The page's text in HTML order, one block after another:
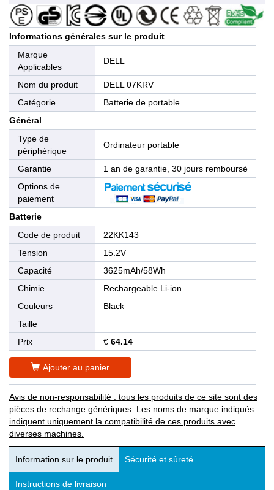
Informations générales sur le produit
Marque
Applicables
DELL
Nom du produit
DELL 07KRV
Catégorie
Batterie de portable
Général
Type de
périphérique
Ordinateur portable
Garantie
1 an de garantie, 30 jours remboursé
Options de
paiement
Batterie
Code de produit
22KK143
Tension
15.2V
Capacité
3625mAh/58Wh
Chimie
Rechargeable Li-ion
Couleurs
Black
Taille
Prix
€ 64.14
Ajouter au panier
Avis de non-responsabilité : tous les produits de ce site sont des
pièces de rechange génériques. Les noms de marque indiqués
indiquent uniquement la compatibilité de ces produits avec
diverses machines.
Information sur le produit Sécurité et sûreté
Instructions de livraison